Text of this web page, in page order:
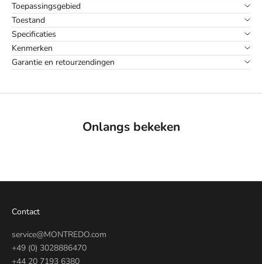
Toepassingsgebied
Toestand
Specificaties
Kenmerken
Garantie en retourzendingen
Onlangs bekeken
Contact
service@MONTREDO.com
+49 (0) 3028886470
+44 20 7193 6380